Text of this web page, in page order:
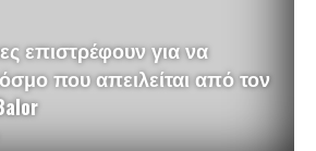
επιστρέφουν για να
που απειλείται από τον